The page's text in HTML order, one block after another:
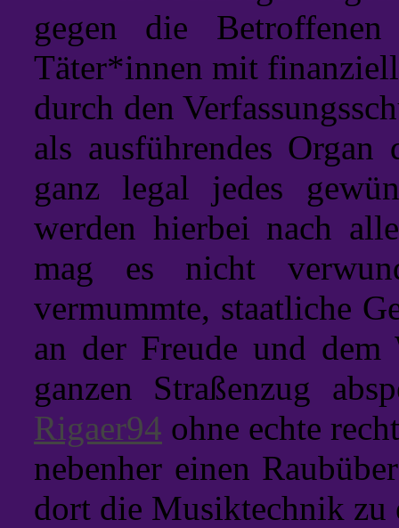
gegen die
Täter*innen mit
durch den
als ausführendes Organ
ganz legal jedes
werden hierbei nach
mag es nicht
vermummte, staatliche
an der Freude und
ganzen Straßenzug
Rigaer94 ohne echte
nebenher einen
dort die Musiktechnik zu